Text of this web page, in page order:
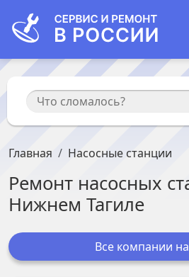
Главная Насосные станции
Ремонт насосных
Нижнем Тагиле
Все компании